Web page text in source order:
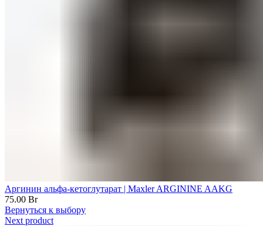
Аргинин альфа-кетоглутарат | Maxler ARGININE AAKG
75.00 Br
Вернуться к выбору
Next product